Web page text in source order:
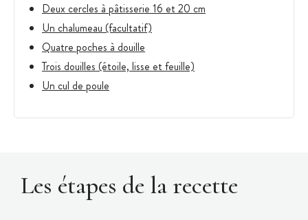
Deux cercles à pâtisserie 16 et 20 cm
Un chalumeau (facultatif)
Quatre poches à douille
Trois douilles (étoile, lisse et feuille)
Un cul de poule
Les étapes de la recette